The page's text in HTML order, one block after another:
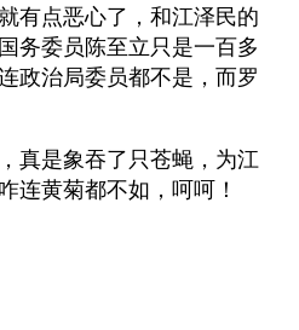
有点恶心了，和江泽民的
务委员陈至立只是一百多
政治局委员都不是，而罗
真是象吞了只苍蝇，为江
连黄菊都不如，呵呵！